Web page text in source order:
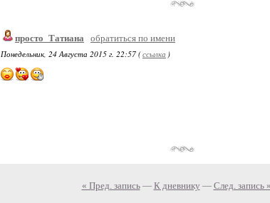
просто_Татиана
обратиться по имени
Понедельник, 24 Августа 2015 г. 22:57 (ссылка )
« Пред. запись— К дневнику — След. запись »